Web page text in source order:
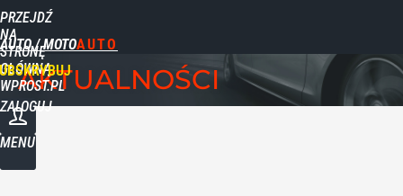
PRZEJDŹ
NA
STRONĘ
GŁÓWNĄ
WPROST.PL
AUTO / MOTO
ZALOGUJ
MENU
AKTUALNOŚCI